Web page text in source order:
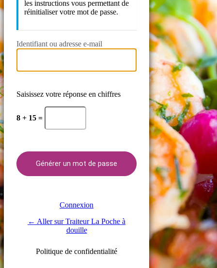
les instructions vous permettant de
réinitialiser votre mot de passe.
Identifiant ou adresse e-mail
Saisissez votre réponse en chiffres
8 + 15 =
Connexion
← Aller sur Traiteur La Poche à
douille
Politique de confidentialité